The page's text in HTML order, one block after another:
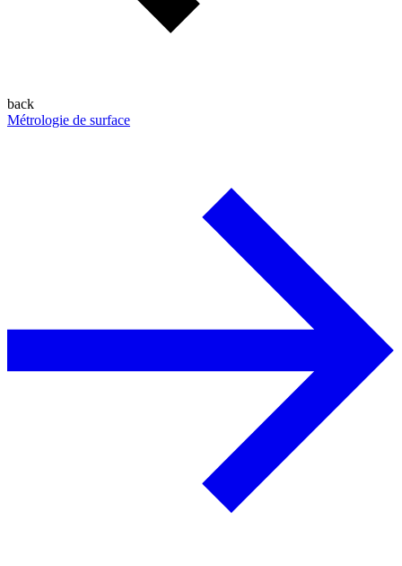
back
Métrologie de surface